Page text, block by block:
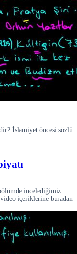
İslamiyet öncesi sözlü
incelediğimiz
içeriklerine buradan